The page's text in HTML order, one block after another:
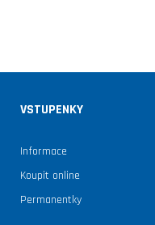
VSTUPENKY
Informace
Koupit online
Permanentky